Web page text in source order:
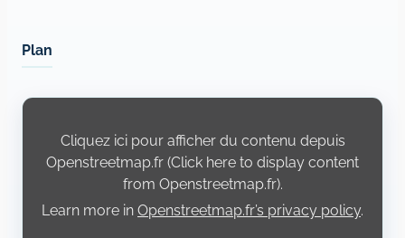
Plan
Display
Openstreetmap.fr
Cliquez ici pour afficher du contenu depuis
Openstreetmap.fr (Click here to display content
from Openstreetmap.fr).
Learn more in Openstreetmap.fr’s privacy policy.